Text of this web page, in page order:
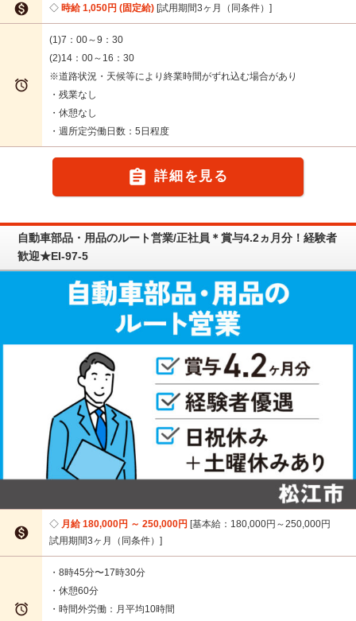
 時給 1,050円 (固定給) 試用期間3ヶ月（同条件）

(1)7：00～9：30
(2)14：00～16：30
※道路状況・天候等により終業時間がずれ込む場合があり
・残業なし
・休憩なし
・週所定労働日数：5日程度
 詳細を見る
自動車部品・用品のルート営業/正社員＊賞与4.2ヵ月分！経験者
歓迎★EI-97-5

月給 180,000円 ～ 250,000円 基本給：180,000円～250,000円
試用期間3ヶ月（同条件）

・8時45分〜17時30分
・休憩60分
・時間外労働：月平均10時間